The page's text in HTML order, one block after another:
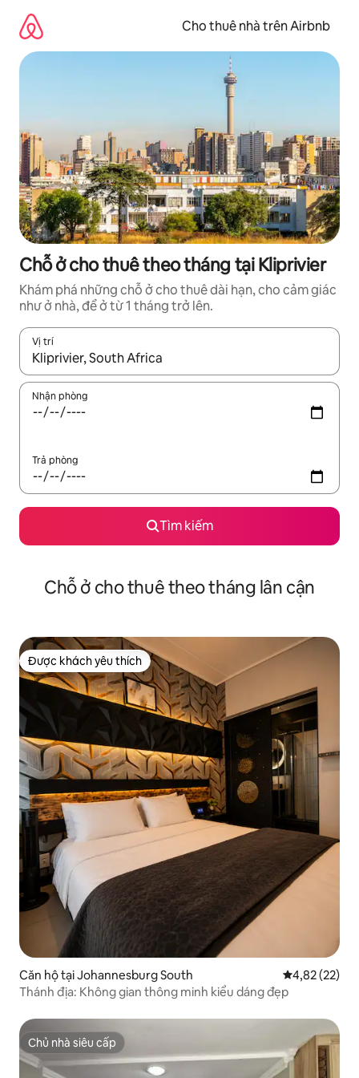
dung
Cho thuê nhà trên Airbnb
Chỗ ở cho thuê theo tháng tại Kliprivier
Khám phá những chỗ ở cho thuê dài hạn, cho cảm giác
như ở nhà, để ở từ 1 tháng trở lên.
Vị trí
Khi có kết quả, hãy điều hướng bằng phím mũi tên lên và
Nhận phòng
Trả phòng
Tìm kiếm
Chỗ ở cho thuê theo tháng lân cận
Được khách yêu thích
Được khách yêu thích
Căn hộ tại Johannesburg South Xếp hạng
4,82 (22)
Thánh địa: Không gian thông minh kiểu dáng đẹp
Chủ nhà siêu cấp
Chủ nhà siêu cấp